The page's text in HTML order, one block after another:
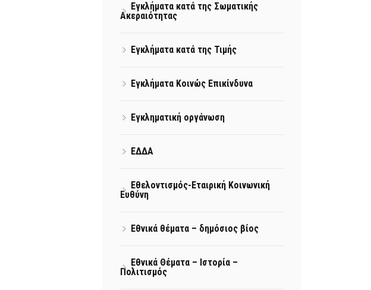
Εγκλήματα κατά της Σωματικής
Ακεραιότητας
Εγκλήματα κατά της Τιμής
Εγκλήματα Κοινώς Επικίνδυνα
Εγκληματική οργάνωση
ΕΔΔΑ
Εθελοντισμός-Εταιρική Κοινωνική
Ευθύνη
Εθνικά θέματα – δημόσιος βίος
Εθνικά Θέματα – Ιστορία –
Πολιτισμός